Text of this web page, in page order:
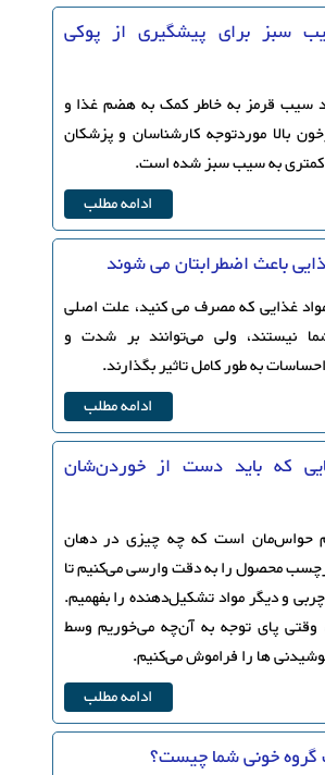
سبز برای پیشگیری از پوکی
سیب قرمز به خاطر کمک به هضم غذا و
بالا موردتوجه کارشناسان و پزشکان
کمتری به سیب سبز شده است.
ادامه مطلب
باعث اضطرابتان می شوند
غذایی که مصرف می‌ کنید، علت اصلی
نیستند، ولی می‌توانند بر شدت و
به طور کامل تاثیر بگذارند.
ادامه مطلب
که باید دست از خوردن‌شان
حواس‌مان است که چه چیزی در دهان
محصول را به دقت وارسی می‌کنیم تا
و دیگر مواد تشکیل‌دهنده را بفهمیم.
وقتی پای توجه به آن‌چه می‌خوریم وسط
ها را فراموش می‌کنیم.
ادامه مطلب
گروه خونی شما چیست؟